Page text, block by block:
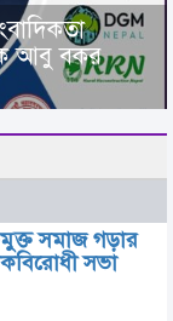
আবু বকর
সমাজ গড়ার
সভা